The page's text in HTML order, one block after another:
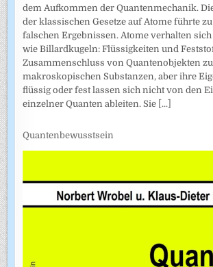
dem Aufkommen der Quantenmechanik.
der klassischen Gesetze auf Atome führte
falschen Ergebnissen. Atome verhalten
wie Billardkugeln: Flüssigkeiten und
Zusammenschluss von Quantenobjekten zu
makroskopischen Substanzen, aber ihre
flüssig oder fest lassen sich nicht von den
einzelner Quanten ableiten. Sie [...]
Quantenbewusstsein